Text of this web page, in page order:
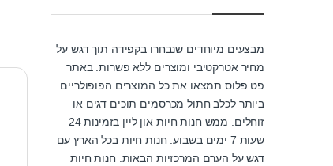
מבצעים מיוחדים שנבחרו בקפידה תוך דגש על
מחיר אטרקטיבי ומוצרים ללא פשרות. באתר
פט פלוס תמצאו את כל המוצרים הפופולריים
ביותר לכלב חתול מכרסמים תוכים דגים או
זוחלים. ממש חנות חיות און ליין בזמינות 24
שעות 7 ימים בשבוע. חנות חיות בכל הארץ עם
דגש על הערם המרכזיות הבאות: חנות חיות